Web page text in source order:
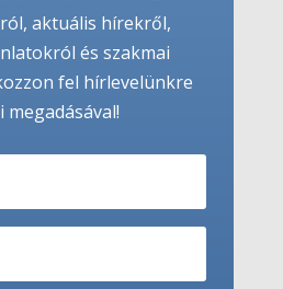
aktuális hírekről,
és szakmai
fel hírlevelünkre
megadásával!